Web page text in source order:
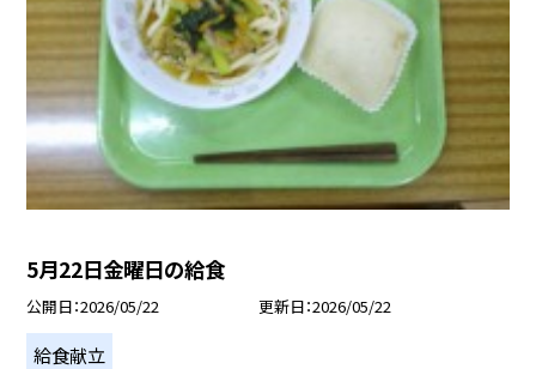
5月22日金曜日の給食
公開日 2026/05/22 更新日 2026/05/22
給食献立